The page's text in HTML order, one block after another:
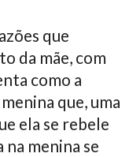
que
da mãe, com
como a
que, uma
ela se rebele
menina se